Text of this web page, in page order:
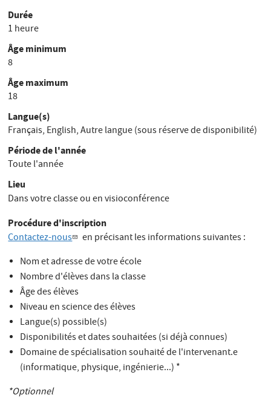
Durée
1 heure
Âge minimum
8
Âge maximum
18
Langue(s)
Français, English,Autre langue (sous réserve de disponibilité)
Période de l'année
Toute l'année
Lieu
Dans votre classe ou en visioconférence
Procédure d'inscription
Contactez-nous
en précisant les informations suivantes :
Nom et adresse de votre école
Nombre d'élèves dans la classe
Âge des élèves
Niveau en science des élèves
Langue(s) possible(s)
Disponibilités et dates souhaitées (si déjà connues)
Domaine de spécialisation souhaité de l'intervenant.e
(informatique, physique, ingénierie...) *
*Optionnel